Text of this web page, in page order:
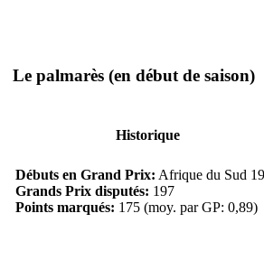
Le palmarès (en début de saison)
Historique
Débuts en Grand Prix: Afrique du Sud
Grands Prix disputés: 197
Points marqués: 175 (moy. par GP: 0,89)